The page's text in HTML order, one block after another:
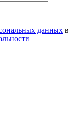
данных в